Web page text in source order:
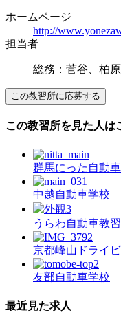
ホームページ
http://
担当者
総務：菅谷、柏原
この教習所を見た人は
群馬にった自動
中越自動車学校
うらわ自動車教
京都峰山ドライ
友部自動車学校
最近見た求人